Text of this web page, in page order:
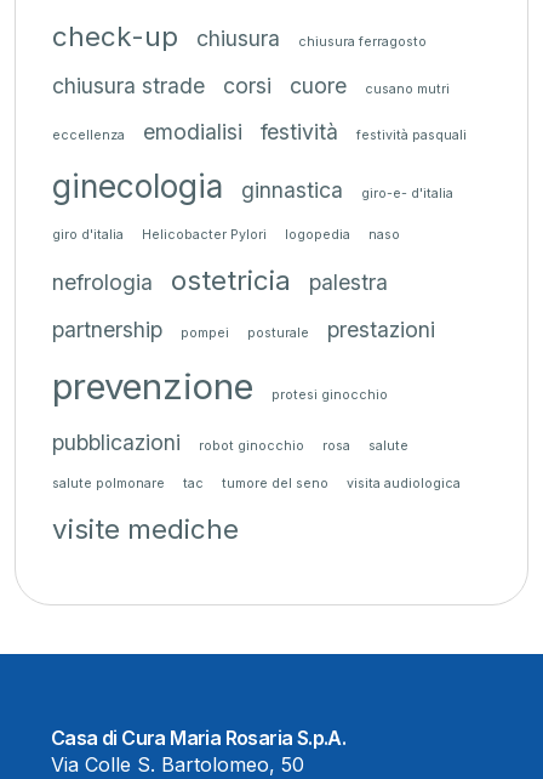
check-up chiusura chiusura ferragosto
chiusura strade corsi cuore cusano mutri
eccellenza emodialisi festività festività pasquali
ginecologia ginnastica giro-e- d'italia
giro d'italia Helicobacter Pylori logopedia naso
nefrologia ostetricia
palestra
partnership
pompei posturale prestazioni
prevenzione protesi ginocchio
pubblicazioni robot ginocchio rosa salute
salute polmonare tac tumore del seno visita audiologica
visite mediche
Casa di Cura Maria Rosaria S.p.A.
Via Colle S. Bartolomeo, 50